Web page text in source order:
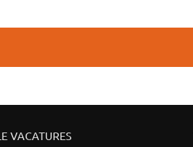
VACATURES